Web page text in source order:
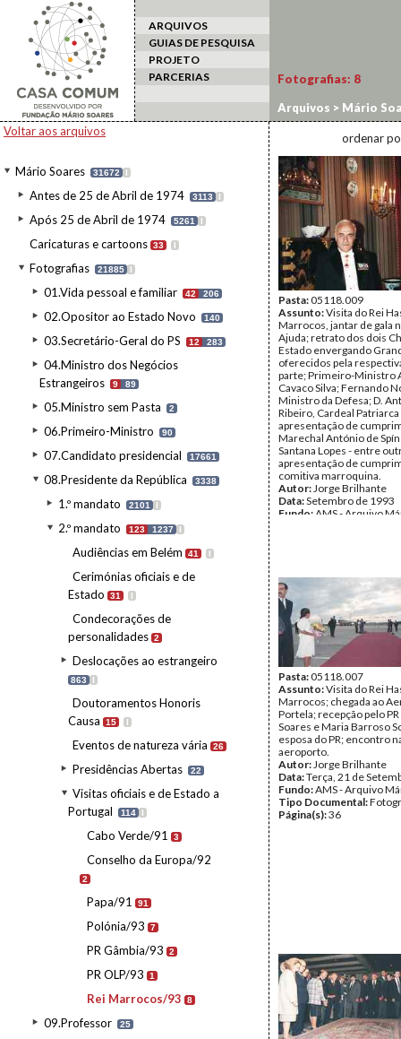
ARQUIVOS
GUIAS DE PESQUISA
PROJETO
PARCERIAS
Voltar aos arquivos
Mário Soares 31672 I
Antes de 25 de Abril de 1974 3113 I
Após 25 de Abril de 1974 5261 I
Caricaturas e cartoons 33 I
Fotografias 21885 I
01.Vida pessoal e familiar 42 206
02.Opositor ao Estado Novo 140
03.Secretário-Geral do PS 12 283
04.Ministro dos Negócios
Estrangeiros
9 89
05.Ministro sem Pasta 2
06.Primeiro-Ministro 90
07.Candidato presidencial 17661
08.Presidente da República 3338
1.º mandato 2101 I
2.º mandato 123 1237 I
Audiências em Belém 41 I
Cerimónias oficiais e de
Estado
31 I
Condecorações de
personalidades 2
Deslocações ao estrangeiro
863 I
Doutoramentos Honoris
Causa
15 I
Eventos de natureza vária 26
Presidências Abertas 22
Visitas oficiais e de Estado a
Portugal
114 I
Cabo Verde/91 3
Conselho da Europa/92
2
Papa/91 91
Polónia/93 7
PR Gâmbia/93 2
PR OLP/93 1
Rei Marrocos/93 8
09.Professor 25
Fotografias: 8
Arquivos > Mário
Estado a Portugal>
ordenar
Pasta:05118.009
Assunto:Visita do Rei
Marrocos, jantar de gala
Ajuda; retrato dos dois
Estado envergando
oferecidos pela
parte; Primeiro-Ministro
Cavaco Silva; Fernando
Ministro da Defesa; D.
Ribeiro, Cardeal Patriarca
apresentação de
Marechal António de
Santana Lopes - entre
apresentação de
comitiva marroquina.
Autor:Jorge Brilhante
Data:Setembro de 1993
Fundo: AMS - Arquivo
Pasta:05118.007
Assunto:Visita do Rei
Marrocos; chegada ao
Portela; recepção pelo
Soares e Maria Barroso
esposa do PR; encontro
aeroporto.
Autor:Jorge Brilhante
Data:Terça, 21 de
Fundo:AMS - Arquivo
Tipo Documental:
Página(s):36